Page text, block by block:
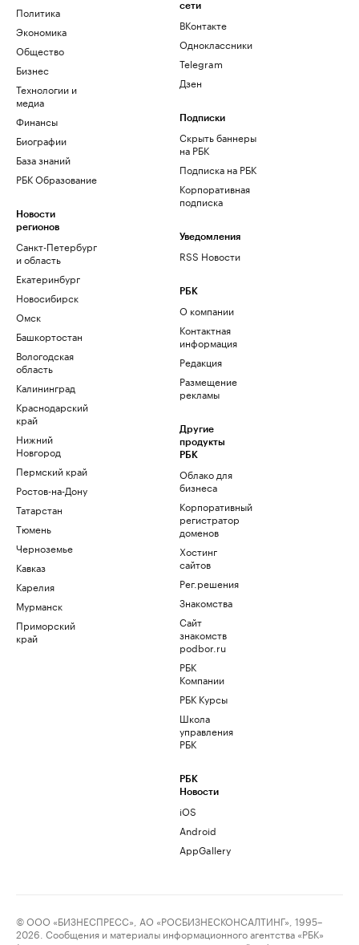
Политика
Экономика
Общество
Бизнес
Технологии и
медиа
Финансы
Биографии
База знаний
РБК Образование
Новости
регионов
Санкт-Петербург
и область
Екатеринбург
Новосибирск
Омск
Башкортостан
Вологодская
область
Калининград
Краснодарский
край
Нижний
Новгород
Пермский край
Ростов-на-Дону
Татарстан
Тюмень
Черноземье
Кавказ
Карелия
Мурманск
Приморский
край
сети
ВКонтакте
Одноклассники
Telegram
Дзен
Подписки
Скрыть баннеры
на РБК
Подписка на РБК
Корпоративная
подписка
Уведомления
RSS Новости
РБК
О компании
Контактная
информация
Редакция
Размещение
рекламы
Другие
продукты
РБК
Облако для
бизнеса
Корпоративный
регистратор
доменов
Хостинг
сайтов
Рег.решения
Знакомства
Сайт
знакомств
podbor.ru
РБК
Компании
РБК Курсы
Школа
управления
РБК
РБК
Новости
iOS
Android
AppGallery
© ООО «БИЗНЕСПРЕСС», АО «РОСБИЗНЕСКОНСАЛТИНГ», 1995–
2026. Сообщения и материалы информационного агентства «РБК»